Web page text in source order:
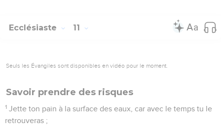
Ecclésiaste 11
Seuls les Évangiles sont disponibles en vidéo pour le moment.
Savoir prendre des risques
1 Jette ton pain à la surface des eaux, car avec le temps tu le
retrouveras ;